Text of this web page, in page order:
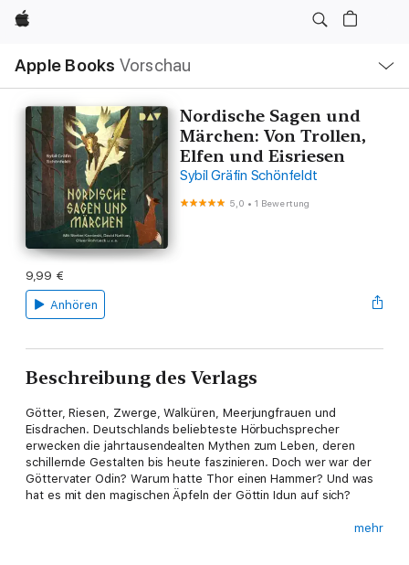
Apple
Apple Books Vorschau
Navigation
Menü
öffnen
Nordische Sagen und
Märchen: Von Trollen,
Elfen und Eisriesen
Sybil Gräfin Schönfeldt
5,0 •1 Bewertung
9,99 €
Anhören
Beschreibung des Verlags
Götter, Riesen, Zwerge, Walküren, Meerjungfrauen und
Eisdrachen. Deutschlands beliebteste Hörbuchsprecher
erwecken die jahrtausendealten Mythen zum Leben, deren
schillernde Gestalten bis heute faszinieren. Doch wer war der
Göttervater Odin? Warum hatte Thor einen Hammer? Und was
hat es mit den magischen Äpfeln der Göttin Idun auf sich?
mehr